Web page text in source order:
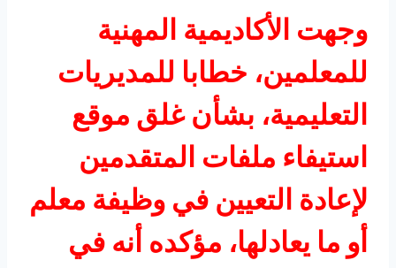
وجهت الأكاديمية المهنية
للمعلمين، خطابا للمديريات
التعليمية، بشأن غلق موقع
استيفاء ملفات المتقدمين
لإعادة التعيين في وظيفة معلم
أو ما يعادلها، مؤكده أنه في